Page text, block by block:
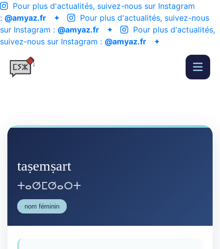
Pour plus d'actualités, suivez-nous sur Instagram
: @amyaz.fr ✦
Pour plus d'actualités, suivez-nous
sur Instagram : @amyaz.fr ✦
Pour plus d'actualités,
suivez-nous sur Instagram : @amyaz.fr ✦
taṣemṣart
ⵜⴰⵚⵎⵚⴰⵔⵜ
nom féminin